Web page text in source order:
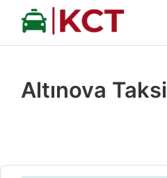
İçeriğe
Altınova Taksi